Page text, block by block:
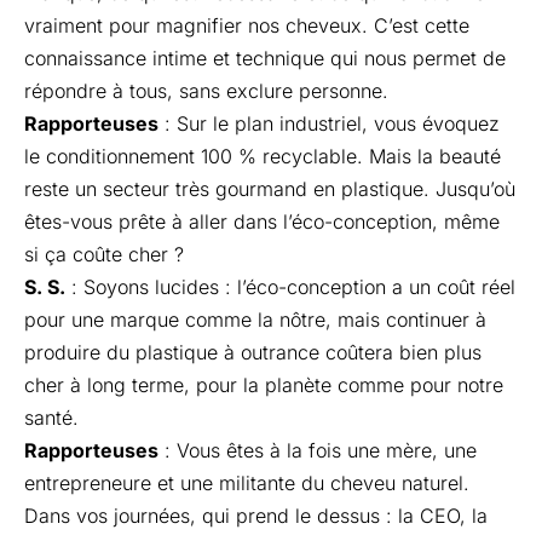
vraiment pour magnifier nos cheveux. C’est cette
connaissance intime et technique qui nous permet de
répondre à tous, sans exclure personne.
Rapporteuses : Sur le plan industriel, vous évoquez
le conditionnement 100 % recyclable. Mais la beauté
reste un secteur très gourmand en plastique. Jusqu’où
êtes-vous prête à aller dans l’éco-conception, même
si ça coûte cher ?
S. S. : Soyons lucides : l’éco-conception a un coût réel
pour une marque comme la nôtre, mais continuer à
produire du plastique à outrance coûtera bien plus
cher à long terme, pour la planète comme pour notre
santé.
Rapporteuses : Vous êtes à la fois une mère, une
entrepreneure et une militante du cheveu naturel.
Dans vos journées, qui prend le dessus : la CEO, la